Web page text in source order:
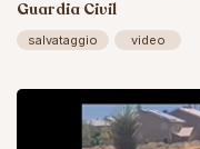
Guardia Civil
salvataggio video